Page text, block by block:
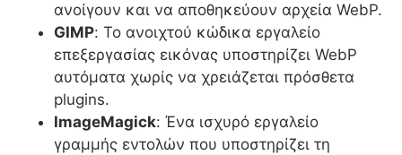
ανοίγουν και να αποθηκεύουν αρχεία WebP.
GIMP: Το ανοιχτού κώδικα εργαλείο
επεξεργασίας εικόνας υποστηρίζει WebP
αυτόματα χωρίς να χρειάζεται πρόσθετα
plugins.
ImageMagick: Ένα ισχυρό εργαλείο
γραμμής εντολών που υποστηρίζει τη